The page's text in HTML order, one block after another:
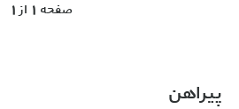
1 صفحه 1 از
پیراهن